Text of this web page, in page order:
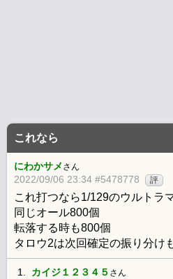
これなら
にわかサメ さん
2022/09/06 23:34 #5478778 評
これ打つなら1/129のウルトラ
同じオール800個
転落する時も800個
タロウ2は次回確定の振り分け
1. カイジ１２３４５ さん